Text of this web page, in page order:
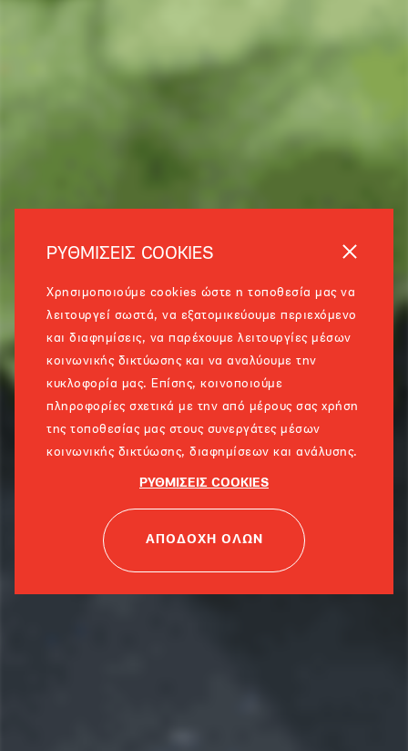
ΡΥΘΜΙΣΕΙΣ COOKIES
Χρησιμοποιούμε cookies ώστε η τοποθεσία μας να
λειτουργεί σωστά, να εξατομικεύουμε περιεχόμενο
και διαφημίσεις, να παρέχουμε λειτουργίες μέσων
κοινωνικής δικτύωσης και να αναλύουμε την
κυκλοφορία μας. Επίσης, κοινοποιούμε
πληροφορίες σχετικά με την από μέρους σας χρήση
της τοποθεσίας μας στους συνεργάτες μέσων
κοινωνικής δικτύωσης, διαφημίσεων και ανάλυσης.
ΡΥΘΜΙΣΕΙΣ COOKIES
ΑΠΟΔΟΧΗ ΟΛΩΝ